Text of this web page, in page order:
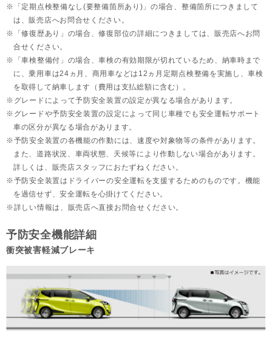
「定期点検整備なし(要整備箇所あり)」の場合、整備箇所につきまして
は、販売店へお問合せください。
「修復歴あり」の場合、修復部位の詳細につきましては、販売店へお問
合せください。
「車検整備付」の場合、車検の有効期限が切れているため、納車時まで
に、乗用車は24ヵ月、 商用車などは12ヵ月定期点検整備を実施し、車検
を取得して納車します（費用は支払総額に含む）。
グレードによって予防安全装置の設定が異なる場合があります。
グレードや予防安全装置の設定によって同じ車種でも安全運転サポート
車の区分が異なる場合があります。
予防安全装置の各機能の作動には、速度や対象物等の条件があります。
また、道路状況、車両状態、天候等により作動しない場合があります。
詳しくは、販売店スタッフにおたずねください。
予防安全装置はドライバーの安全運転を支援するためのものです。機能
を過信せず、安全運転を心掛けてください。
詳しい情報は、販売店へ直接お問合せください。
予防安全機能詳細
衝突被害軽減ブレーキ